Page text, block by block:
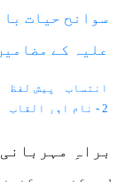
سوانح حیات
علیہ کے
انتساب پیش لفظ
2 - نام اور القاب
براہِ